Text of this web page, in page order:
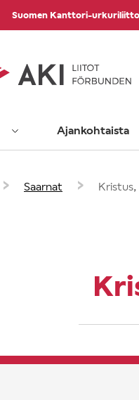
Suomen Kanttori-urkuriliitto
Ajankohtaista
› Saarnat ›